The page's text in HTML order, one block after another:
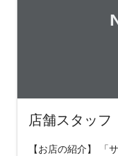
店舗スタッフ
【お店の紹介】 「